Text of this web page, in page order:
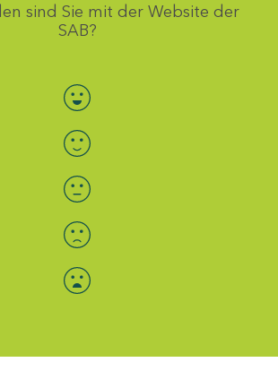
sind Sie mit der Website der
SAB?
Bewertung auswählen